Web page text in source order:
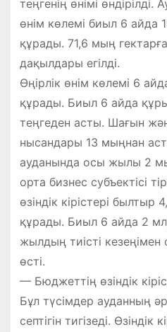
теңгенің өнімі
өнім көлемі биыл 6 айда
құрады. 71,6 мың
дақылдары егілді.
Өңірлік өнім көлемі 6
құрады. Биыл 6 айда
теңгеден асты. Шағын
нысандары 13 мыңнан
ауданында осы жылы 2
орта бизнес субъектісі
өзіндік кірістері былтыр
құрады. Биыл 6 айда 2
жылдың тиісті
өсті.
— Бюджеттің өзіндік
Бұл түсімдер ауданның
септігін тигізеді. Өзіндік